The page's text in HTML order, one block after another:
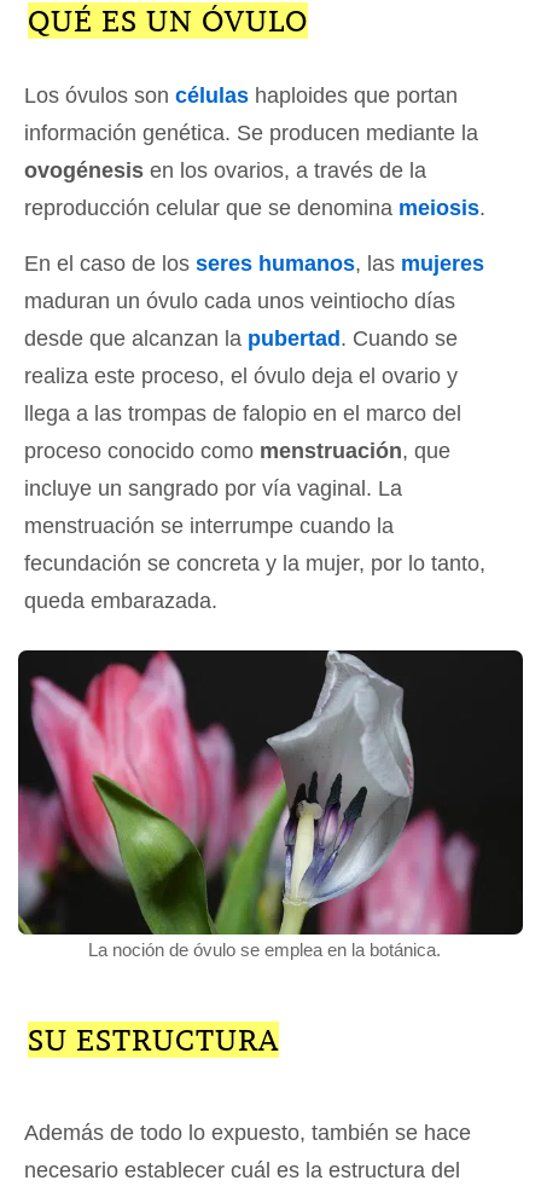
QUÉ ES UN ÓVULO
Los óvulos son células haploides que portan
información genética. Se producen mediante la
ovogénesis en los ovarios, a través de la
reproducción celular que se denomina meiosis.
En el caso de los seres humanos, las mujeres
maduran un óvulo cada unos veintiocho días
desde que alcanzan la pubertad. Cuando se
realiza este proceso, el óvulo deja el ovario y
llega a las trompas de falopio en el marco del
proceso conocido como menstruación, que
incluye un sangrado por vía vaginal. La
menstruación se interrumpe cuando la
fecundación se concreta y la mujer, por lo tanto,
queda embarazada.
La noción de óvulo se emplea en la botánica.
SU ESTRUCTURA
Además de todo lo expuesto, también se hace
necesario establecer cuál es la estructura del